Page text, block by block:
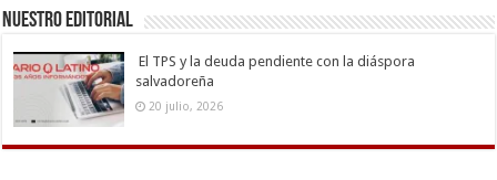
Nuestro Editorial
El TPS y la deuda pendiente con la diáspora
salvadoreña
20 julio, 2026